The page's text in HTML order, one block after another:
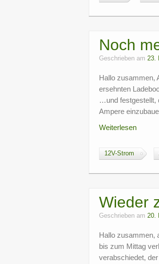
Noch
Geschrieben am 23.
Hallo zusammen,
ersehnten
…und festgestellt,
Ampere
Weiterlesen
12V-Strom
Wieder
Geschrieben am 20.
Hallo zusammen,
bis zum Mittag
verabschiedet,